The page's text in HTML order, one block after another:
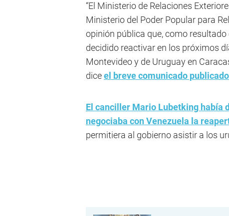
“El Ministerio de Relaciones
Ministerio del Poder Popular para
opinión pública que, como
decidido reactivar en los próximos
Montevideo y de Uruguay en
diceel breve comunicado
El canciller Mario Lubetking había
negociaba con Venezuela la
permitiera al gobierno asistir a los